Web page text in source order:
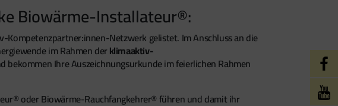
Biowärme-Installateur®:
Netzwerk gelistet. Im Anschluss an die
im Rahmen derklimaaktiv-
Ihre Auszeichnungsurkunde im feierlichen Rahmen
oder Biowärme-Rauchfangkehrer® führen und damit ihr